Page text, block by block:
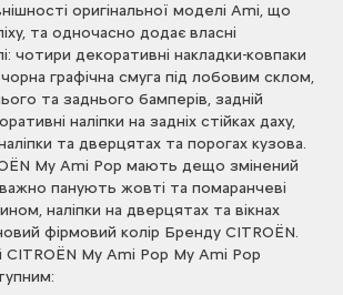
оригінальної моделі Ami, що
та одночасно додає власні
чотири декоративні накладки-ковпаки
чорна графічна смуга під лобовим склом,
та заднього бамперів, задній
наліпки на задніх стійках даху,
та дверцятах та порогах кузова.
My Ami Pop мають дещо змінений
панують жовті та помаранчеві
наліпки на дверцятах та вікнах
фірмовий колір Бренду CITROЁN.
CITROЁN My Ami Pop My Ami Pop